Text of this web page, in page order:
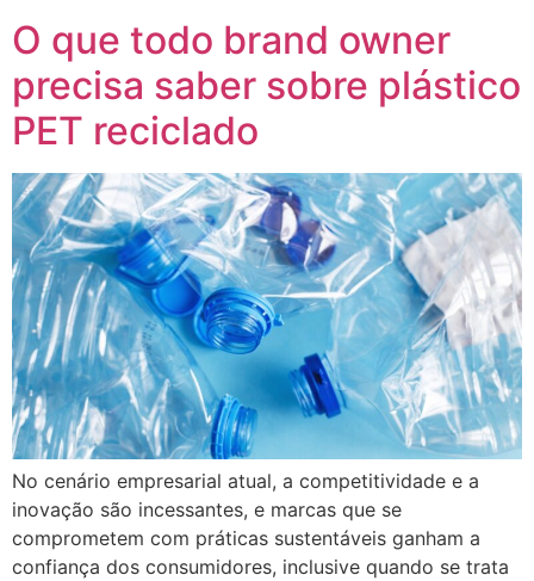
O que todo brand owner
precisa saber sobre plástico
PET reciclado
No cenário empresarial atual, a competitividade e a
inovação são incessantes, e marcas que se
comprometem com práticas sustentáveis ganham a
confiança dos consumidores, inclusive quando se trata